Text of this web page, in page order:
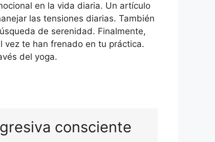
en la vida diaria. Un artículo
las tensiones diarias. También
de serenidad. Finalmente,
vez te han frenado en tu práctica.
del yoga.
consciente